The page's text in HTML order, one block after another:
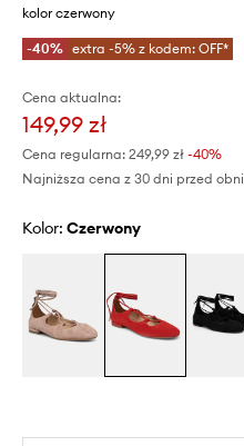
kolor czerwony
-40% extra -5% z kodem: OFF*
Cena aktualna:
149,99 zł
Cena regularna: 249,99 zł -40%
Najniższa cena z 30 dni przed
Kolor: czerwony